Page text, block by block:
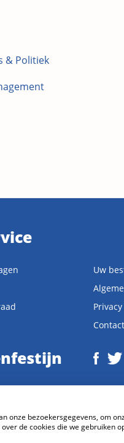
& Politiek
Uw
Contact
| website doorBlueMinds.nl
onze bezoekersgegevens, om
de cookies die we gebruiken